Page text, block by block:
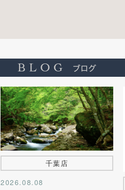
千葉店
2026.08.08